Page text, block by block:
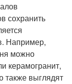
сохранить
Например,
можно
керамогранит,
также выглядят